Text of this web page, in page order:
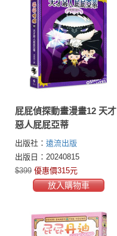
屁屁偵探動畫漫畫12 天才
惡人屁屁亞蒂
出版社： 遠流出版
出版日：20240815
$399 優惠價315元
放入購物車